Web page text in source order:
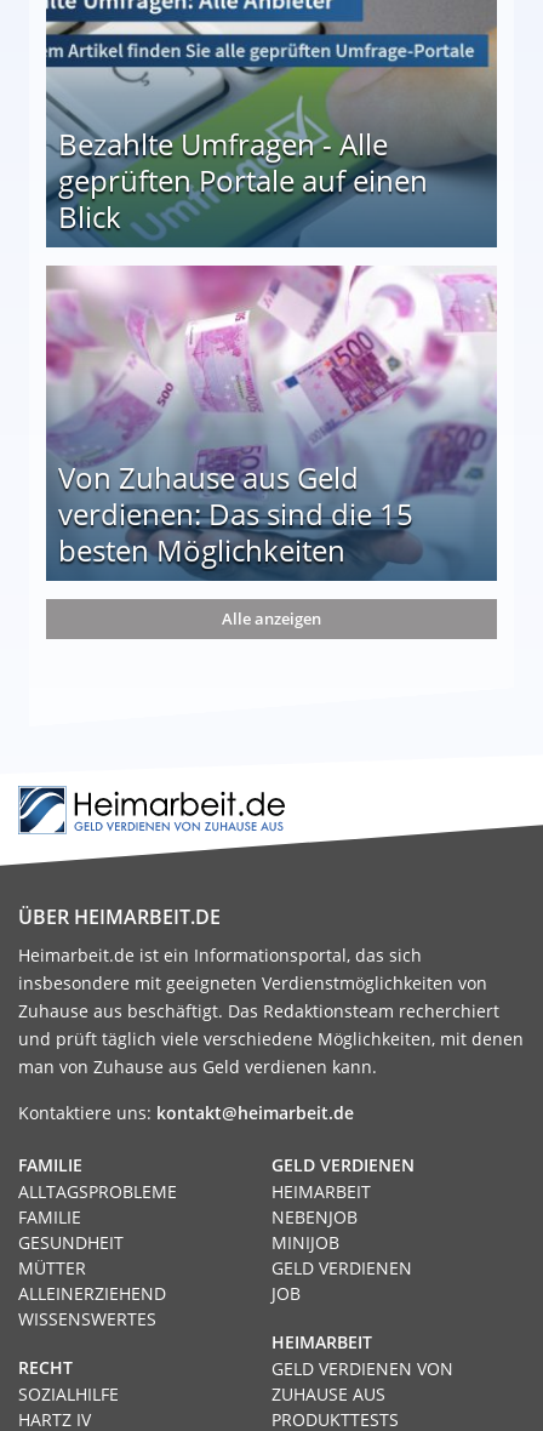
Bezahlte Umfragen - Alle
geprüften Portale auf einen
Blick
auf einen Blick
Von Zuhause aus Geld
verdienen: Das sind die 15
besten Möglichkeiten
die 15 besten Möglichkeiten
Alle anzeigen
ÜBER HEIMARBEIT.DE
Heimarbeit.de ist ein Informationsportal, das sich
insbesondere mit geeigneten Verdienstmöglichkeiten von
Zuhause aus beschäftigt. Das Redaktionsteam recherchiert
und prüft täglich viele verschiedene Möglichkeiten, mit denen
man von Zuhause aus Geld verdienen kann.
Kontaktiere uns: kontakt@heimarbeit.de
GELD VERDIENEN
HEIMARBEIT
NEBENJOB
MINIJOB
GELD VERDIENEN
JOB
HEIMARBEIT
GELD VERDIENEN VON
ZUHAUSE AUS
PRODUKTTESTS
FAMILIE
ALLTAGSPROBLEME
FAMILIE
GESUNDHEIT
MÜTTER
ALLEINERZIEHEND
WISSENSWERTES
RECHT
SOZIALHILFE
HARTZ IV